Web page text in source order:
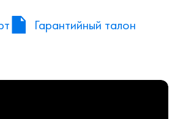
Гарантийный талон